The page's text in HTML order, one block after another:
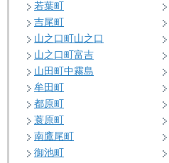
若葉町
吉尾町
山之口町山之口
山之口町富吉
山田町中霧島
牟田町
都原町
蓑原町
南鷹尾町
御池町